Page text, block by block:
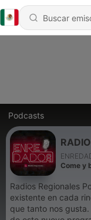
Podcasts
Come y
Radios Regionales
existente en cada
que tanto nos gusta. Comparte y comenta para que seas parte